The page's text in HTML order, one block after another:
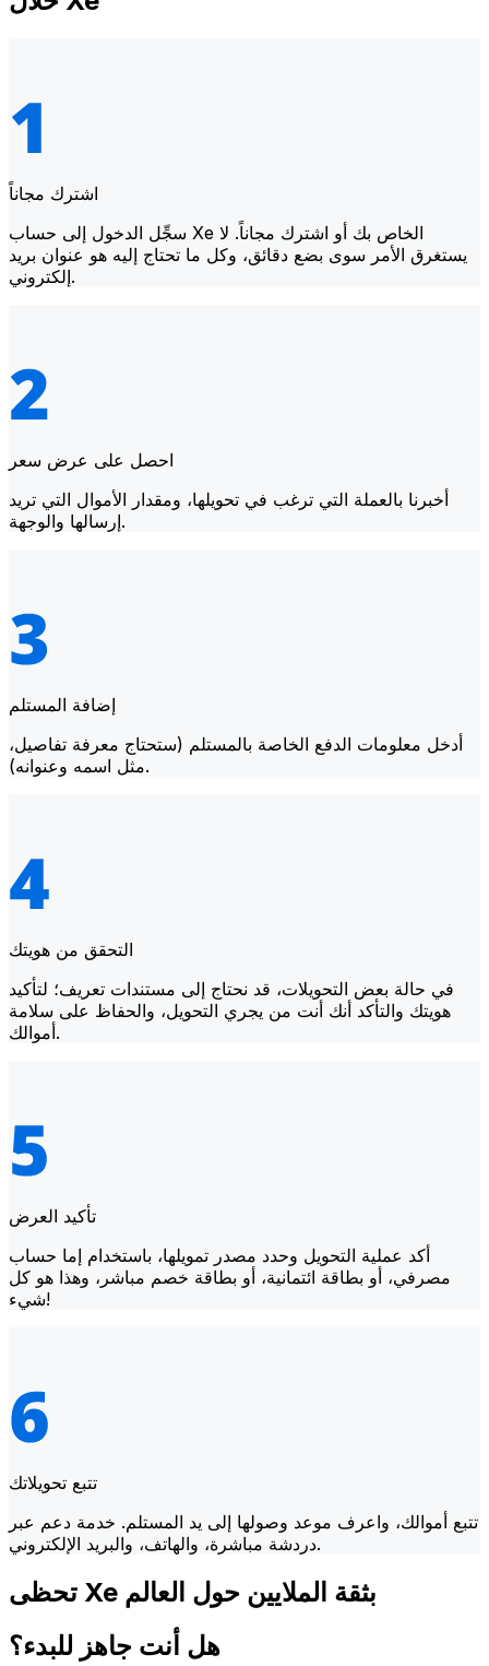
اشترك مجاناً
سجِّل الدخول إلى حساب Xe الخاص بك أو اشترك مجاناً. لا
يستغرق الأمر سوى بضع دقائق، وكل ما تحتاج إليه هو عنوان بريد
إلكتروني.
احصل على عرض سعر
أخبرنا بالعملة التي ترغب في تحويلها، ومقدار الأموال التي تريد
إرسالها والوجهة.
إضافة المستلم
أدخل معلومات الدفع الخاصة بالمستلم (ستحتاج معرفة تفاصيل،
مثل اسمه وعنوانه).
التحقق من هويتك
في حالة بعض التحويلات، قد نحتاج إلى مستندات تعريف؛ لتأكيد
هويتك والتأكد أنك أنت من يجري التحويل، والحفاظ على سلامة
أموالك.
تأكيد العرض
أكد عملية التحويل وحدد مصدر تمويلها، باستخدام إما حساب
مصرفي، أو بطاقة ائتمانية، أو بطاقة خصم مباشر، وهذا هو كل
شيء!
تتبع تحويلاتك
تتبع أموالك، واعرف موعد وصولها إلى يد المستلم. خدمة دعم عبر
دردشة مباشرة، والهاتف، والبريد الإلكتروني.
تحظى Xe بثقة الملايين حول العالم
هل أنت جاهز للبدء؟